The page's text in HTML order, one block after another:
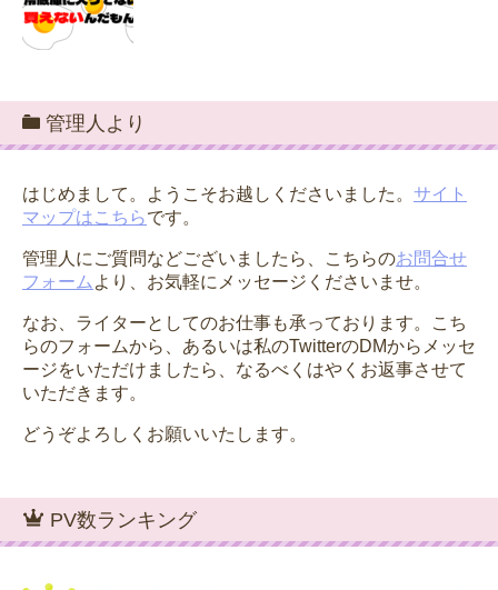
管理人より
はじめまして。ようこそお越しくださいました。 サイト
マップはこちらです。
管理人にご質問などございましたら、こちらのお問合せ
フォーム より、お気軽にメッセージくださいませ。
なお、ライターとしてのお仕事も承っております。こち
らのフォームから、あるいは私のTwitterのDMからメッセ
ージをいただけましたら、なるべくはやくお返事させて
いただきます。
どうぞよろしくお願いいたします。
PV数ランキング